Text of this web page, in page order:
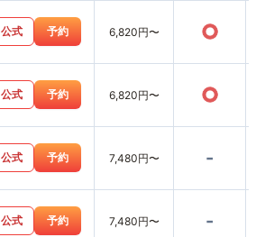
公式 予約 6,820円〜 ○
公式 予約 6,820円〜 ○
公式 予約 7,480円〜 -
公式 予約 7,480円〜 -